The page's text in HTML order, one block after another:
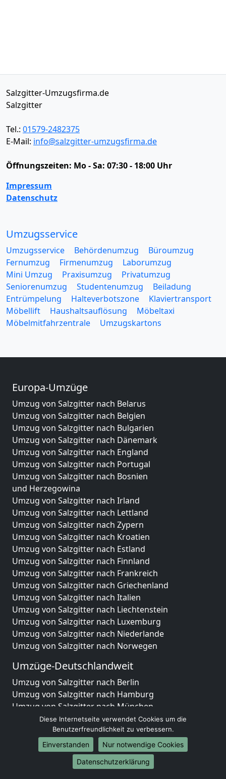
Salzgitter-Umzugsfirma.de
Salzgitter
Tel.: 01579-2482375
E-Mail: info@salzgitter-umzugsfirma.de
Öffnungszeiten: Mo - Sa: 07:30 - 18:00 Uhr
Impressum
Datenschutz
Umzugsservice
Umzugsservice Behördenumzug
Büroumzug
Fernumzug
Firmenumzug
Laborumzug
Mini Umzug
Praxisumzug
Privatumzug
Seniorenumzug
Studentenumzug
Beiladung
Entrümpelung
Halteverbotszone
Klaviertransport
Möbellift
Haushaltsauflösung
Möbeltaxi
Möbelmitfahrzentrale
Umzugskartons
Europa-Umzüge
Umzug von Salzgitter nach Belarus
Umzug von Salzgitter nach Belgien
Umzug von Salzgitter nach Bulgarien
Umzug von Salzgitter nach Dänemark
Umzug von Salzgitter nach England
Umzug von Salzgitter nach Portugal
Umzug von Salzgitter nach Bosnien
und Herzegowina
Umzug von Salzgitter nach Irland
Umzug von Salzgitter nach Lettland
Umzug von Salzgitter nach Zypern
Umzug von Salzgitter nach Kroatien
Umzug von Salzgitter nach Estland
Umzug von Salzgitter nach Finnland
Umzug von Salzgitter nach Frankreich
Umzug von Salzgitter nach Griechenland
Umzug von Salzgitter nach Italien
Umzug von Salzgitter nach Liechtenstein
Umzug von Salzgitter nach Luxemburg
Umzug von Salzgitter nach Niederlande
Umzug von Salzgitter nach Norwegen
Umzüge-Deutschlandweit
Umzug von Salzgitter nach Berlin
Umzug von Salzgitter nach Hamburg
Umzug von Salzgitter nach München
Umzug von Salzgitter nach Köln
Umzug von Salzgitter nach Frankfurt am Main
Umzug von Salzgitter nach Stuttgart
Umzug von Salzgitter nach Düsseldorf
Umzug von Salzgitter nach Leipzig
Diese Internetseite verwendet Cookies um die
Benutzerfreundlichkeit zu verbessern.
Einverstanden
Nur notwendige Cookies
Datenschutzerklärung